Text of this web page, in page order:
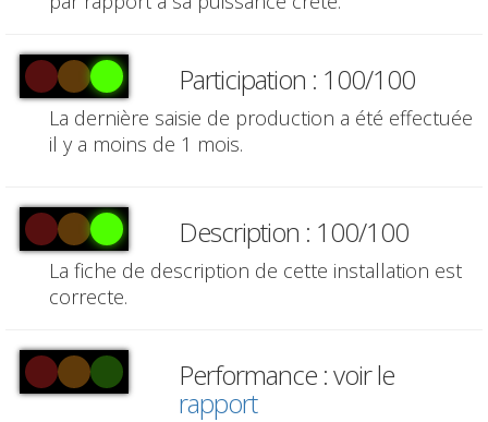
Participation : 100/100
La dernière saisie de production a été effectuée
il y a moins de 1 mois.
Description : 100/100
La fiche de description de cette installation est
correcte.
Performance : voir le
rapport